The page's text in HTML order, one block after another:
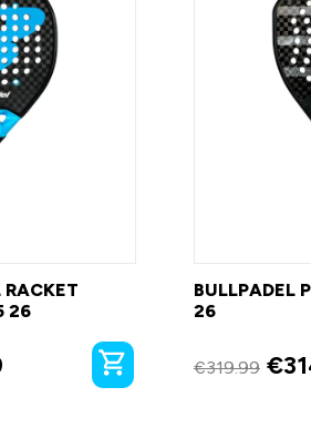
RACKET
26
BULLPADEL
26
€319.99 €